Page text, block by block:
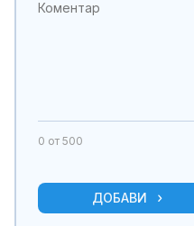
0 от 500
ДОБАВИ